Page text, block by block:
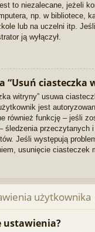
to niezalecane, jeżeli
np. w bibliotece,
lub na uczelni itp.
ją wyłączył.
“Usuń ciasteczka
witryny” usuwa
jest
również funkcję – jeśli
śledzenia przeczytanych
Jeśli występują
usunięcie ciasteczek
użytkownika
ustawienia?